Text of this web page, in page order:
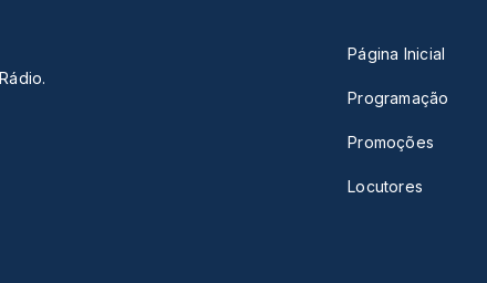
Página Inicial
Programação
Promoções
Locutores